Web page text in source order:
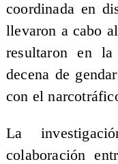
coordinada en
llevaron a cabo
resultaron en
decena de
con el
La
colaboración